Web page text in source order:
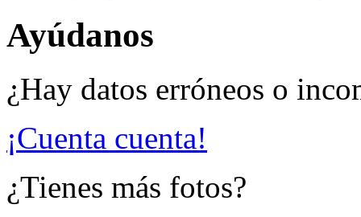
Ayúdanos
¿Hay datos erróneos o
¡Cuenta cuenta!
¿Tienes más fotos?